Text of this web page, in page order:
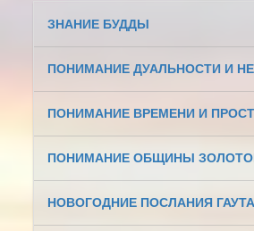
ЗНАНИЕ БУДДЫ
ПОНИМАНИЕ ДУАЛЬНОСТИ И
ПОНИМАНИЕ ВРЕМЕНИ И
ПОНИМАНИЕ ОБЩИНЫ
НОВОГОДНИЕ ПОСЛАНИЯ